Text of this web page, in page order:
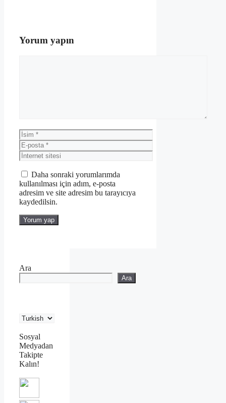
Yorum yapın
İsim
E-
posta
İnternet
sitesi
Daha sonraki yorumlarımda
kullanılması için adım, e-posta
adresim ve site adresim bu tarayıcıya
kaydedilsin.
Ara
Ara
Sosyal
Medyadan
Takipte
Kalın!